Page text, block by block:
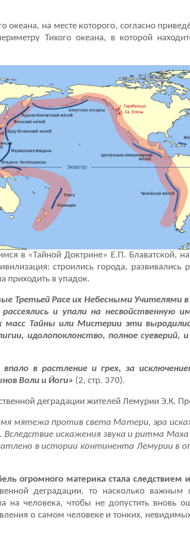
океана, на месте которого, согласно
Тихого океана, в которой
в «Тайной Доктрине» Е.П. Блаватской,
строились города, развивались
приходить в упадок.
Третьей Расе их Небесными Учителями
и упали на несвойственную
масс Тайны или Мистерии эти
идолопоклонство, полное суеверий,
впало в растление и грех, за
Воли и Йоги» (2, стр. 370).
деградации жителей Лемурии Э.К.
мятежа против света Матери, эра
Вследствие искажения звука и ритма
в истории континента Лемурии в
огромного материка стала
деградации, то насколько важным
на человека, чтобы не допустить вновь
о самом человеке и тонких,